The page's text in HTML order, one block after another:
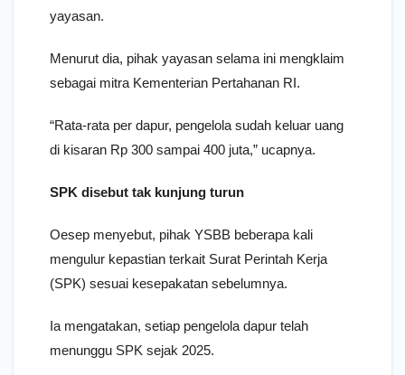
yayasan.
Menurut dia, pihak yayasan selama ini mengklaim
sebagai mitra Kementerian Pertahanan RI.
“Rata-rata per dapur, pengelola sudah keluar uang
di kisaran Rp 300 sampai 400 juta,” ucapnya.
SPK disebut tak kunjung turun
Oesep menyebut, pihak YSBB beberapa kali
mengulur kepastian terkait Surat Perintah Kerja
(SPK) sesuai kesepakatan sebelumnya.
Ia mengatakan, setiap pengelola dapur telah
menunggu SPK sejak 2025.